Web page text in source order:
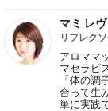
マミ レヴ
リフレク
アロママ
マセラピ
「体の調
合って生
単に実践